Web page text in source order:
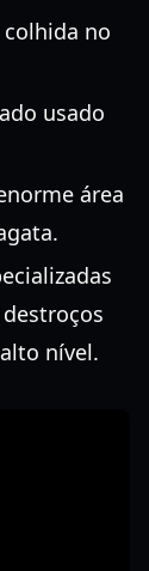
no
usado
área
nível.